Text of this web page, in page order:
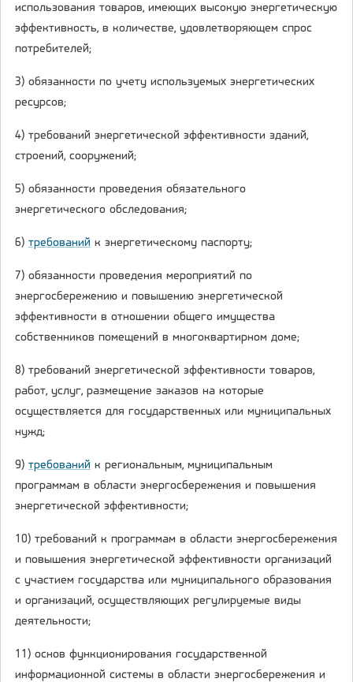
использования товаров, имеющих высокую энергетическую
эффективность, в количестве, удовлетворяющем спрос
потребителей;
3) обязанности по учету используемых энергетических
ресурсов;
4) требований энергетической эффективности зданий,
строений, сооружений;
5) обязанности проведения обязательного
энергетического обследования;
6) требований к энергетическому паспорту;
7) обязанности проведения мероприятий по
энергосбережению и повышению энергетической
эффективности в отношении общего имущества
собственников помещений в многоквартирном доме;
8) требований энергетической эффективности товаров,
работ, услуг, размещение заказов на которые
осуществляется для государственных или муниципальных
нужд;
9) требований к региональным, муниципальным
программам в области энергосбережения и повышения
энергетической эффективности;
10) требований к программам в области энергосбережения
и повышения энергетической эффективности организаций
с участием государства или муниципального образования
и организаций, осуществляющих регулируемые виды
деятельности;
11) основ функционирования государственной
информационной системы в области энергосбережения и